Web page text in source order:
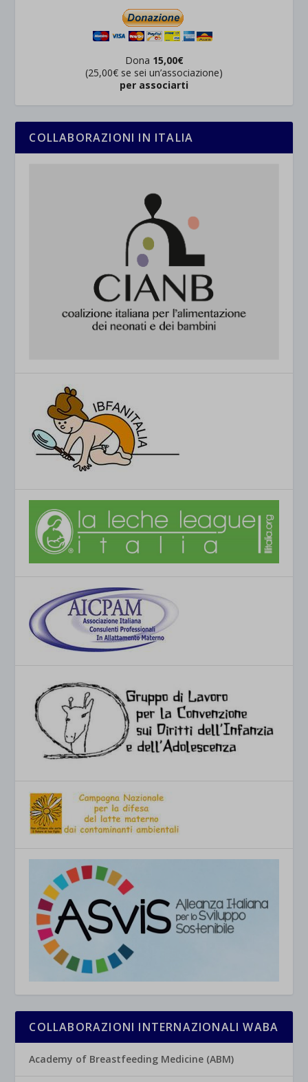
Dona 15,00€
(25,00€ se sei un’associazione)
per associarti
COLLABORAZIONI IN ITALIA
COLLABORAZIONI INTERNAZIONALI WABA
Academy of Breastfeeding Medicine (ABM)